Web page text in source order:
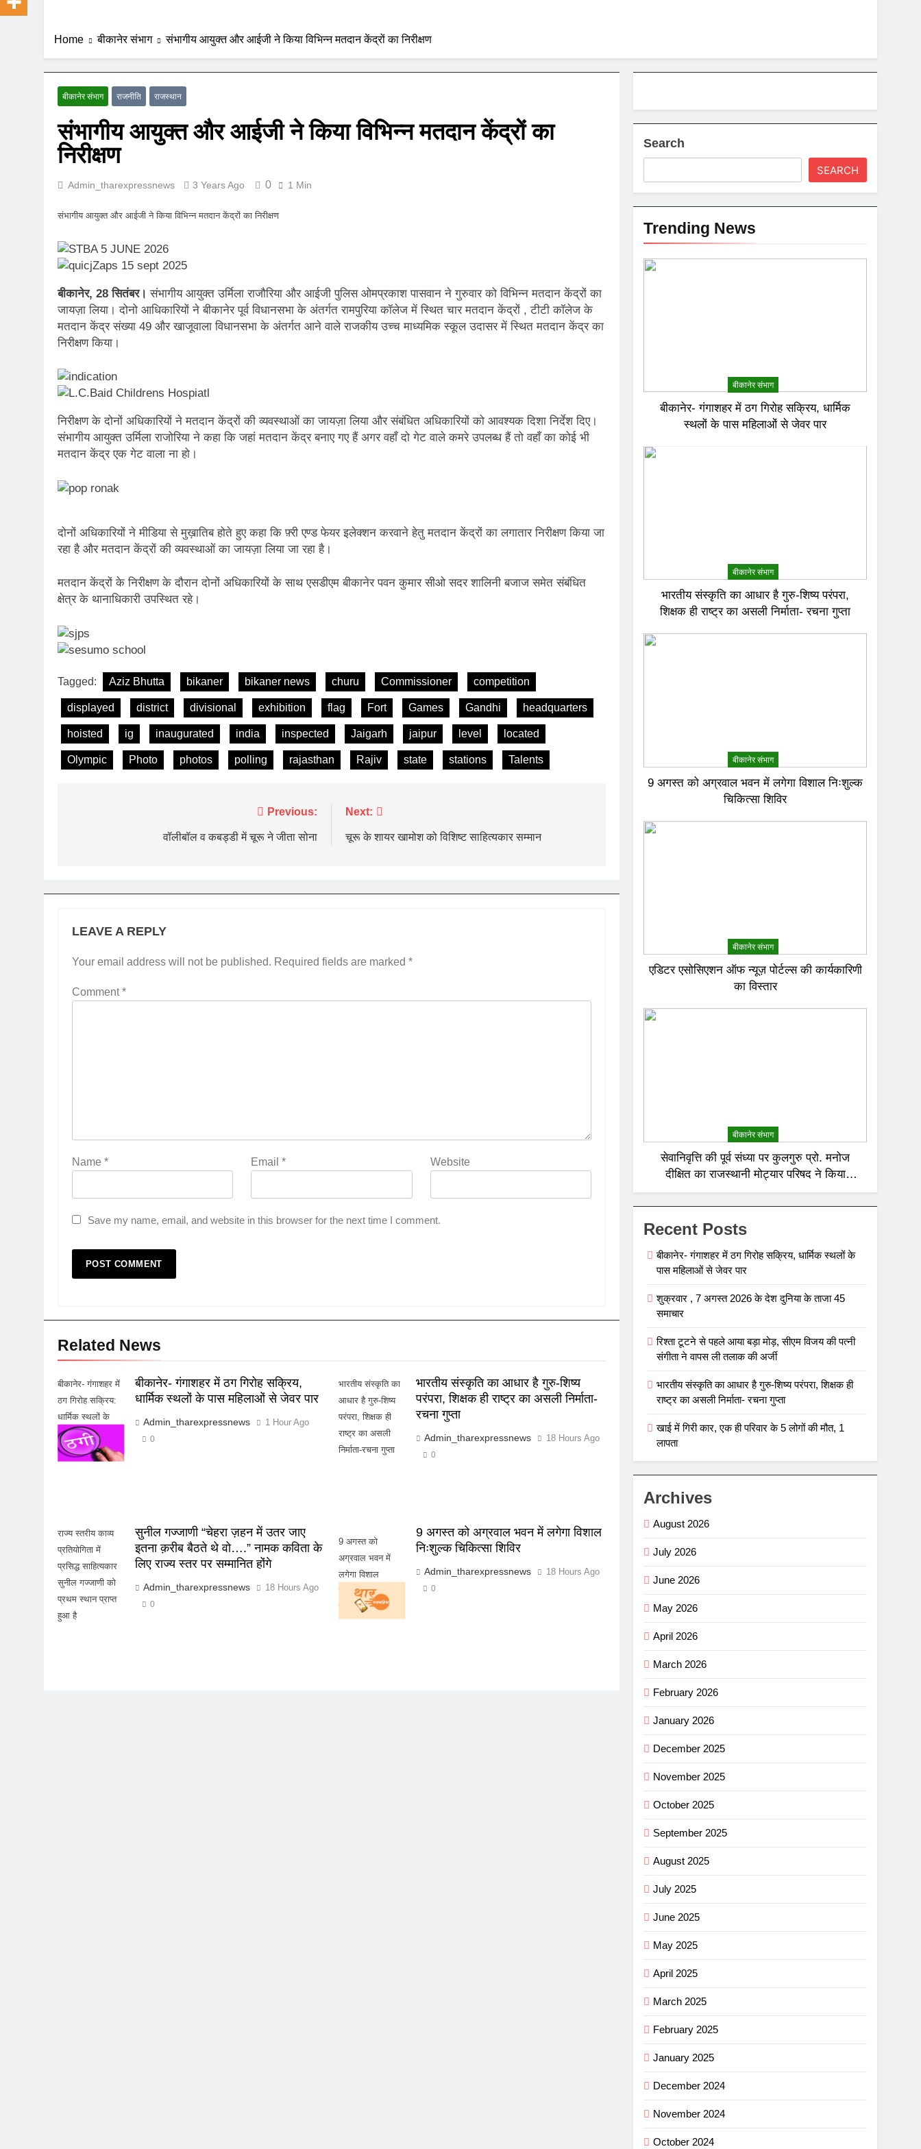
Home बीकानेर संभाग संभागीय आयुक्त और आईजी ने किया विभिन्न मतदान केंद्रों का निरीक्षण
बीकानेर संभाग राजनीति राजस्थान
संभागीय आयुक्त और आईजी ने किया विभिन्न मतदान केंद्रों का
निरीक्षण
Admin_tharexpressnews 3 Years Ago 0 1 Min
संभागीय आयुक्त और आईजी ने किया विभिन्न मतदान केंद्रों का निरीक्षण
बीकानेर, 28 सितंबर।संभागीय आयुक्त उर्मिला राजौरिया और आईजी पुलिस ओमप्रकाश पासवान ने गुरुवार को विभिन्न मतदान केंद्रों का
जायज़ा लिया। दोनो आधिकारियों ने बीकानेर पूर्व विधानसभा के अंतर्गत रामपुरिया कॉलेज में स्थित चार मतदान केंद्रों , टीटी कॉलेज के
मतदान केंद्र संख्या 49 और खाजूवाला विधानसभा के अंतर्गत आने वाले राजकीय उच्च माध्यमिक स्कूल उदासर में स्थित मतदान केंद्र का
निरीक्षण किया।
निरीक्षण के दोनों अधिकारियों ने मतदान केंद्रों की व्यवस्थाओं का जायज़ा लिया और संबंधित अधिकारियों को आवश्यक दिशा निर्देश दिए।
संभागीय आयुक्त उर्मिला राजोरिया ने कहा कि जहां मतदान केंद्र बनाए गए हैं अगर वहाँ दो गेट वाले कमरे उपलब्ध हैं तो वहाँ का कोई भी
मतदान केंद्र एक गेट वाला ना हो।
दोनों अधिकारियों ने मीडिया से मुख़ातिब होते हुए कहा कि फ़्री एण्ड फेयर इलेक्शन करवाने हेतु मतदान केंद्रों का लगातार निरीक्षण किया जा
रहा है और मतदान केंद्रों की व्यवस्थाओं का जायज़ा लिया जा रहा है।
मतदान केंद्रों के निरीक्षण के दौरान दोनों अधिकारियों के साथ एसडीएम बीकानेर पवन कुमार सीओ सदर शालिनी बजाज समेत संबंधित
क्षेत्र के थानाधिकारी उपस्थित रहे।
Tagged: Aziz Bhutta bikaner bikaner news churu Commissioner competition
displayed district divisional exhibition flag Fort Games Gandhi headquarters
hoisted ig inaugurated india inspected Jaigarh jaipur level located
Olympic Photo photos polling rajasthan Rajiv state stations Talents
Previous:
वॉलीबॉल व कबड्डी में चूरू ने जीता सोना
Next:
चूरू के शायर खामोश को विशिष्ट साहित्यकार सम्मान
LEAVE A REPLY
Your email address will not be published. Required fields are marked *
Comment*
Name * Email* Website
Save my name, email, and website in this browser for the next time I comment.
Related News
बीकानेर- गंगाशहर में
ठग गिरोह सक्रिय:
धार्मिक स्थलों के
पास महिलाओं से
जेवर पार
बीकानेर- गंगाशहर में ठग गिरोह सक्रिय,
धार्मिक स्थलों के पास महिलाओं से जेवर पार
Admin_tharexpressnews 1 Hour Ago
0
भारतीय संस्कृति का
आधार है गुरु-शिष्य
परंपरा, शिक्षक ही
राष्ट्र का असली
निर्माता-रचना गुप्ता
भारतीय संस्कृति का आधार है गुरु-शिष्य
परंपरा, शिक्षक ही राष्ट्र का असली निर्माता-
रचना गुप्ता
Admin_tharexpressnews 18 Hours Ago
0
राज्य स्तरीय काव्य
प्रतियोगिता में
प्रसिद्ध साहित्यकार
सुनील गज्जाणी को
प्रथम स्थान प्राप्त
हुआ है
सुनील गज्जाणी “चेहरा ज़हन में उतर जाए
इतना क़रीब बैठते थे वो….” नामक कविता के
लिए राज्य स्तर पर सम्मानित होंगे
Admin_tharexpressnews 18 Hours Ago
0
9 अगस्त को
अग्रवाल भवन में
लगेगा विशाल
निःशुल्क चिकित्सा
शिविर
9 अगस्त को अग्रवाल भवन में लगेगा विशाल
निःशुल्क चिकित्सा शिविर
Admin_tharexpressnews 18 Hours Ago
0
Search
SEARCH
Trending News
बीकानेर संभाग
बीकानेर- गंगाशहर में ठग गिरोह सक्रिय, धार्मिक
स्थलों के पास महिलाओं से जेवर पार
बीकानेर संभाग
भारतीय संस्कृति का आधार है गुरु-शिष्य परंपरा,
शिक्षक ही राष्ट्र का असली निर्माता- रचना गुप्ता
बीकानेर संभाग
9 अगस्त को अग्रवाल भवन में लगेगा विशाल निःशुल्क
चिकित्सा शिविर
बीकानेर संभाग
एडिटर एसोसिएशन ऑफ न्यूज़ पोर्टल्स की कार्यकारिणी
का विस्तार
बीकानेर संभाग
सेवानिवृत्ति की पूर्व संध्या पर कुलगुरु प्रो. मनोज
दीक्षित का राजस्थानी मोट्यार परिषद ने किया
अभिनंदन
Recent Posts
बीकानेर- गंगाशहर में ठग गिरोह सक्रिय, धार्मिक स्थलों के
पास महिलाओं से जेवर पार
शुक्रवार , 7 अगस्त 2026 के देश दुनिया के ताजा 45
समाचार
रिश्ता टूटने से पहले आया बड़ा मोड़, सीएम विजय की पत्नी
संगीता ने वापस ली तलाक की अर्जी
भारतीय संस्कृति का आधार है गुरु-शिष्य परंपरा, शिक्षक ही
राष्ट्र का असली निर्माता- रचना गुप्ता
खाई में गिरी कार, एक ही परिवार के 5 लोगों की मौत, 1
लापता
Archives
August 2026
July 2026
June 2026
May 2026
April 2026
March 2026
February 2026
January 2026
December 2025
November 2025
October 2025
September 2025
August 2025
July 2025
June 2025
May 2025
April 2025
March 2025
February 2025
January 2025
December 2024
November 2024
October 2024